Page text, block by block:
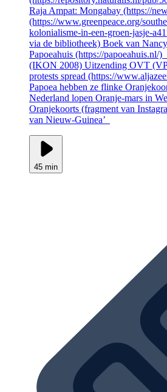
Raja Ampat: Mongabay (https://
(https://www.greenpeace.org/
kolonialisme-in-een-groen-jasje-
via de bibliotheek) Boek van
Papoeahuis (https://
(IKON 2008) Uitzending OVT
protests spread (https://
Papoea hebben ze flinke
Nederland lopen Oranje-mars in
Oranjekoorts (fragment van
van Nieuw-Guinea’
45 min